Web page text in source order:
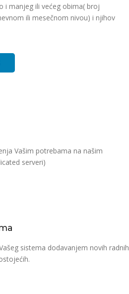
i manjeg ili većeg obima( broj
ili mesečnom nivou) i njihov
Vašim potrebama na našim
serveri)
sistema dodavanjem novih radnih